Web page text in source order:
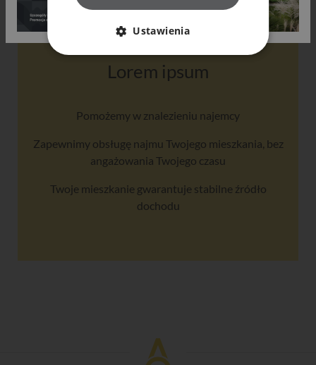
Lorem ipsum
Pomożemy w znalezieniu najemcy
Zapewnimy obsługę najmu Twojego mieszkania, bez
angażowania Twojego czasu
Twoje mieszkanie gwarantuje stabilne źródło
dochodu
Ustawienia